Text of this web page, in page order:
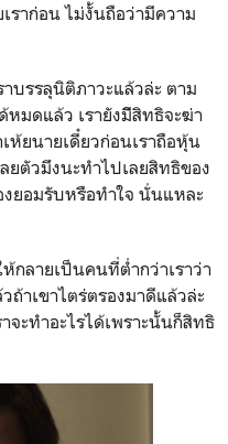
ราก่อน ไม่งั้นถือว่ามีความ
บรรลุนิติภาวะแล้วล่ะ ตาม
หมดแล้ว เรายังมีิสิทธิจะฆ่า
ห้ยนายเดี๋ยวก่อนเราถือหุ้น
ยตัวมึงนะทำไปเลยสิทธิของ
ยอมรับหรือทำใจ นั่นแหละ
กลายเป็นคนที่ต่ำกว่าเราว่า
าเขาไตร่ตรองมาดีแล้วล่ะ
จะทำอะไรได้เพราะนั้นก็สิทธิ